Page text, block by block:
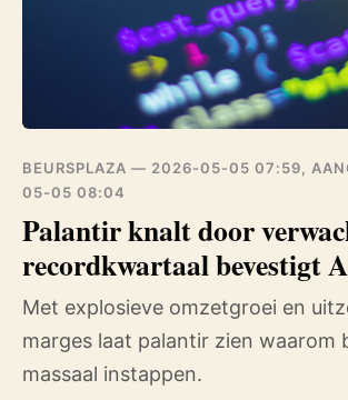
BEURSPLAZA — 2026-05-05 07:59,
05-05 08:04
Palantir knalt door
recordkwartaal bevestigt
Met explosieve omzetgroei en
marges laat palantir zien waarom
massaal instappen.